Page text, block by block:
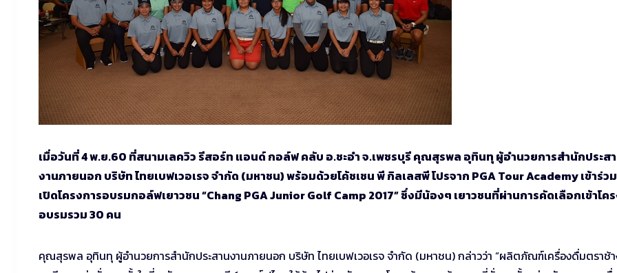
เมื่อวันที่ 4 พ.ย.60 ที่สนามเลควิว รีสอร์ท แอนด์ กอล์ฟ คลับ อ.ชะอำ จ.เพชรบุรี คุณสุรพล อุทินทุ ผู้อำนวยการสำนักประส
งานภายนอก บริษัท ไทยเบฟเวอเรจ จำกัด (มหาชน) พร้อมด้วยโค้ชเชน พี กิลเลสพี โปรจาก PGA Tour Academy เข้าร่ว
เปิดโครงการอบรมกอล์ฟเยาวชน “Chang PGA Junior Golf Camp 2017” ซึ่งมีน้องๆ เยาวชนที่ผ่านการคัดเลือกเข้าโค
อบรมรวม 30 คน
คุณสุรพล อุทินทุ ผู้อำนวยการสำนักประสานงานภายนอก บริษัท ไทยเบฟเวอเรจ จำกัด (มหาชน) กล่าวว่า “ผลิตภัณฑ์เครื่องดื่มตราช้